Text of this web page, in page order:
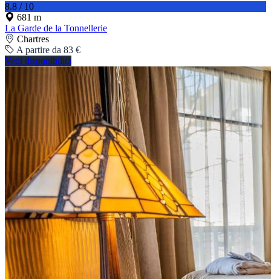
8.8 / 10
681 m
La Garde de la Tonnellerie
Chartres
A partire da 83 €
Vedi disponibilità